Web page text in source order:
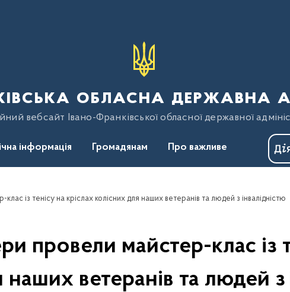
обласна державна
вебсайт Івано-Франківської обласної державної
інформація Громадянам Про важливе
клас із тенісу на кріслах колісних для наших ветеранів та людей з інвалідністю
провели майстер-клас із
наших ветеранів та людей з